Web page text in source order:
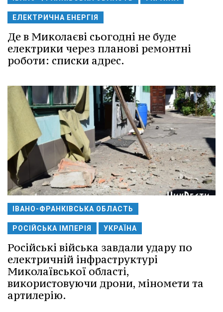
ЕЛЕКТРИЧНА ЕНЕРГІЯ
Де в Миколаєві сьогодні не буде
електрики через планові ремонтні
роботи: списки адрес.
ІВАНО-ФРАНКІВСЬКА ОБЛАСТЬ
РОСІЙСЬКА ІМПЕРІЯ УКРАЇНА
Російські війська завдали удару по
електричній інфраструктурі
Миколаївської області,
використовуючи дрони, міномети та
артилерію.